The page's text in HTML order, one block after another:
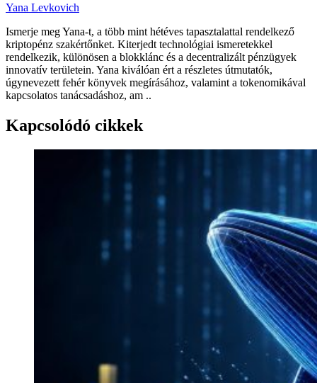
Yana Levkovich
Ismerje meg Yana-t, a több mint hétéves tapasztalattal rendelkező
kriptopénz szakértőnket. Kiterjedt technológiai ismeretekkel
rendelkezik, különösen a blokklánc és a decentralizált pénzügyek
innovatív területein. Yana kiválóan ért a részletes útmutatók,
úgynevezett fehér könyvek megírásához, valamint a tokenomikával
kapcsolatos tanácsadáshoz, am ..
Kapcsolódó cikkek